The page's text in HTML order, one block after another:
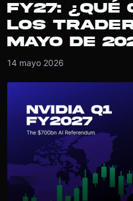
FY27: ¿QUÉ
LOS
MAYO DE
14 mayo 2026